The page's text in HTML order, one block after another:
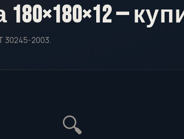
—
30245-2003.
🔍